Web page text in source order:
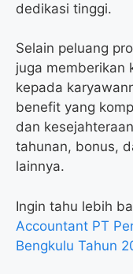
dedikasi tinggi.
Selain peluang
juga memberikan
kepada
benefit yang
dan
tahunan, bonus,
lainnya.
Ingin tahu lebih
Accountant PT
Bengkulu Tahun